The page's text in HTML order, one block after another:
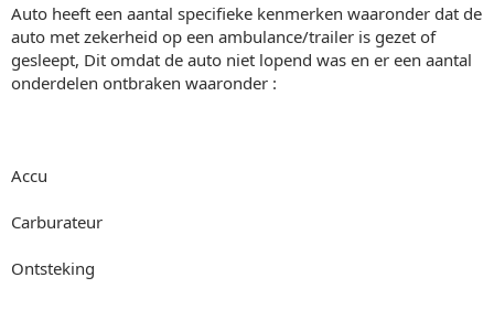
Auto heeft een aantal specifieke kenmerken waaronder dat de
auto met zekerheid op een ambulance/trailer is gezet of
gesleept, Dit omdat de auto niet lopend was en er een aantal
onderdelen ontbraken waaronder :
Accu
Carburateur
Ontsteking